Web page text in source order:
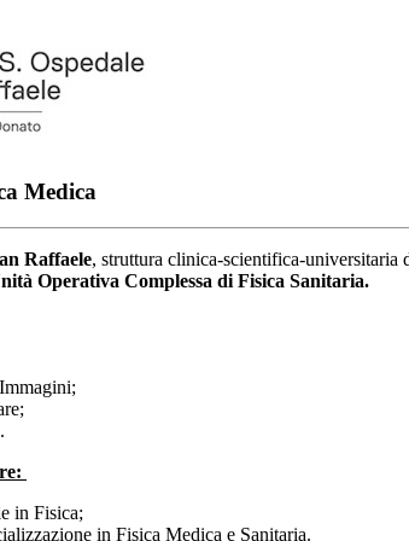
Medica
Raffaele, struttura clinica-scientifica-universitaria
Operativa Complessa di Fisica Sanitaria.
in Fisica;
in Fisica Medica e Sanitaria.